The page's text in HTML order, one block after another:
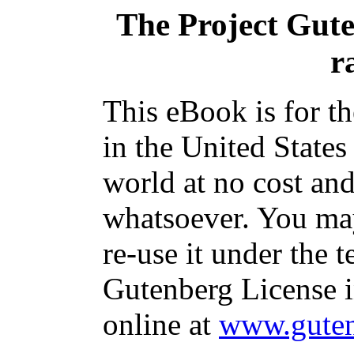
The Project
This eBook is for
in the United
world at no cost
whatsoever. You
re-use it under the
Gutenberg
online at